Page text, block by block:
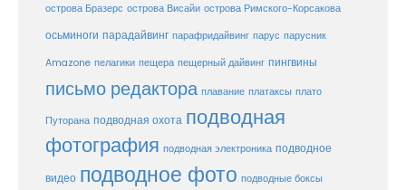
острова Бразерс острова Висайи острова Римского-Корсакова
осьминоги парадайвинг парафридайвинг парус парусник
Amazone пелагики пещера пещерный дайвинг пингвины
письмо редактора плавание платаксы плато
Путорана подводная охота подводная
фотография подводная электроника подводное
видео подводное фото подводные боксы